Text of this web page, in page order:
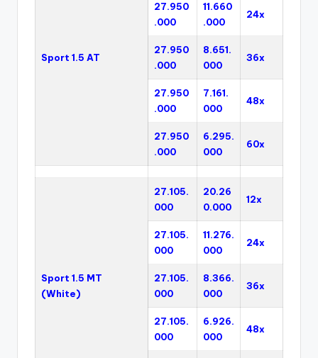
Sport 1.5 AT
27.950
.000
11.660
.000
24x
27.950
.000
8.651.
000
36x
27.950
.000
7.161.
000
48x
27.950
.000
6.295.
000
60x
Sport 1.5 MT
(White)
27.105.
000
20.26
0.000
12x
27.105.
000
11.276.
000
24x
27.105.
000
8.366.
000
36x
27.105.
000
6.926.
000
48x